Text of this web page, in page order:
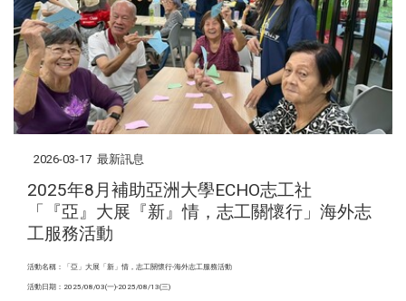
2026-03-17 最新訊息
2025年8月補助亞洲大學ECHO志工社
「『亞』大展『新』情，志工關懷行」海外志
工服務活動
活動名稱：「亞」大展「新」情，志工關懷行-海外志工服務活動
活動日期：2025/08/03(一)-2025/08/13(三)